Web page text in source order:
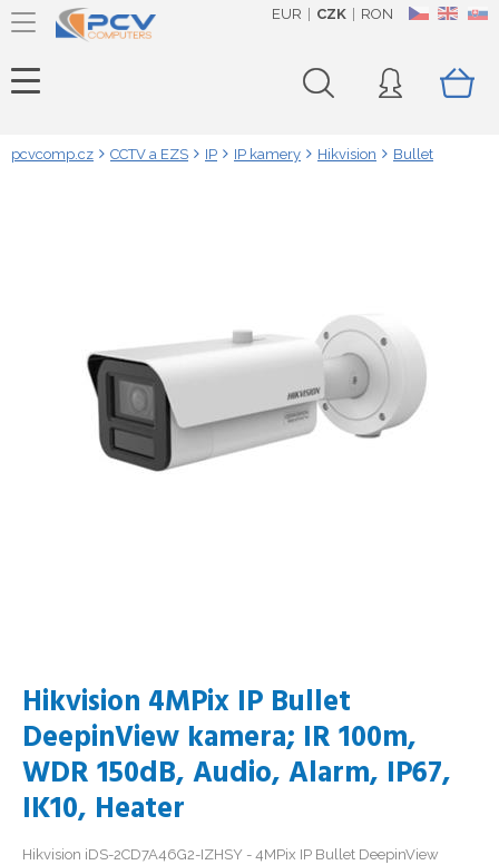
CZ EN SK
EUR CZK RON
pcvcomp.cz CCTV a EZS IP IP kamery Hikvision Bullet
Hikvision 4MPix IP Bullet
DeepinView kamera; IR 100m,
WDR 150dB, Audio, Alarm, IP67,
IK10, Heater
Hikvision iDS-2CD7A46G2-IZHSY - 4MPix IP Bullet DeepinView